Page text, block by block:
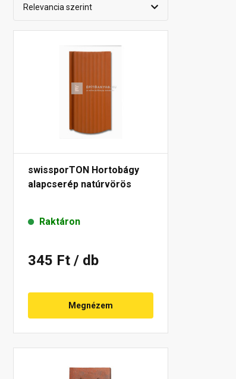
Relevancia szerint
swissporTON Hortobágy
alapcserép natúrvörös
Raktáron
345 Ft / db
Megnézem